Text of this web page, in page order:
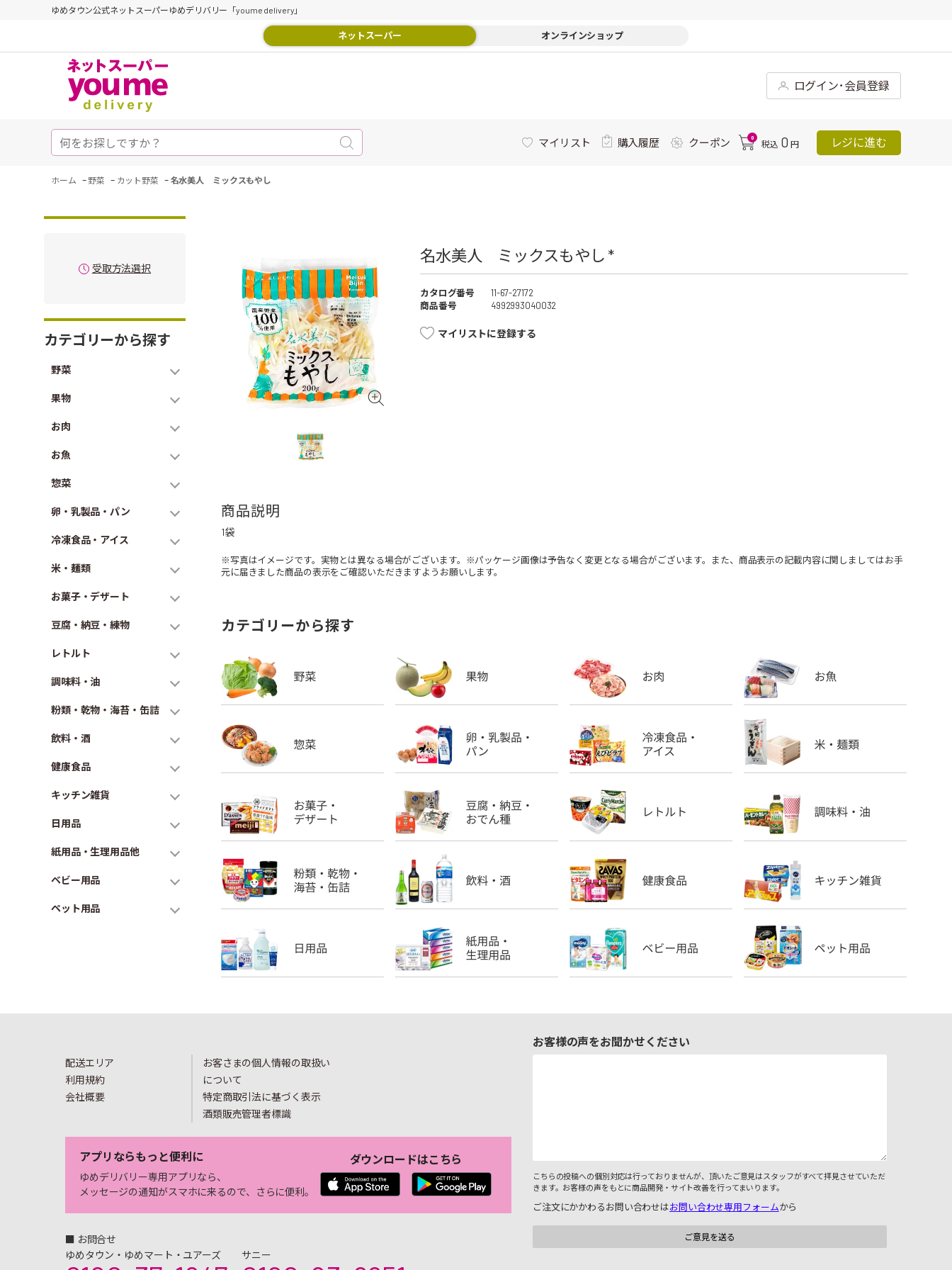
ゆめタウン公式ネットスーパーゆめデリバリー「youme delivery」
ネットスーパー オンラインショップ
ログイン･会員登録
マイリスト 購入履歴 クーポン 0
税込 0 円 レジに進む
ホーム - 野菜 - カット野菜 - 名水美人 ミックスもやし
受取方法選択
カテゴリーから探す
野菜
果物
お肉
お魚
惣菜
卵・乳製品・パン
冷凍食品・アイス
米・麺類
お菓子・デザート
豆腐・納豆・練物
レトルト
調味料・油
粉類・乾物・海苔・缶詰
飲料・酒
健康食品
キッチン雑貨
日用品
紙用品・生理用品他
ベビー用品
ペット用品
名水美人 ミックスもやし *
カタログ番号
11-67-27172
商品番号
4992993040032
マイリストに登録する
商品説明
1袋
※写真はイメージです。実物とは異なる場合がございます。※パッケージ画像は予告なく変更となる場合がございます。また、商品表示の記載内容に関しましてはお手
元に届きました商品の表示をご確認いただきますようお願いします。
カテゴリーから探す
配送エリア
利用規約
会社概要
お客さまの個人情報の取扱い
について
特定商取引法に基づく表示
酒類販売管理者標識
アプリならもっと便利に
ゆめデリバリー専用アプリなら、
メッセージの通知がスマホに来るので、さらに便利。
ダウンロードはこちら
■ お問合せ
ゆめタウン・ゆめマート・ユアーズ
サニー
お客様の声をお聞かせください
こちらの投稿への個別対応は行っておりませんが、頂いたご意見はスタッフがすべて拝見させていただ
きます。お客様の声をもとに商品開発・サイト改善を行ってまいります。
ご注文にかかわるお問い合わせはお問い合わせ専用フォームから